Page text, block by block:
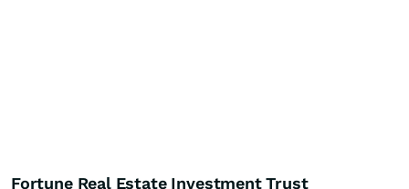
Fortune Real Estate Investment Trust